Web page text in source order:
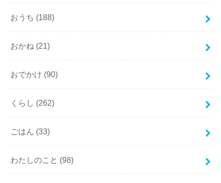
おうち (188)
おかね (21)
おでかけ (90)
くらし (262)
ごはん (33)
わたしのこと (98)